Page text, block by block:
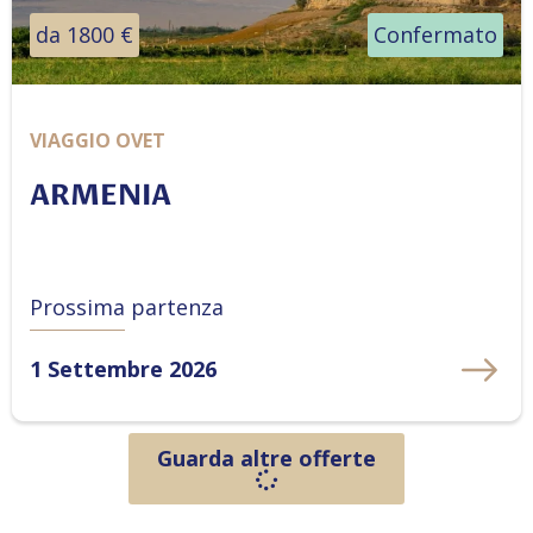
da 1800 € Confermato
VIAGGIO OVET
ARMENIA
Prossima partenza
1 Settembre 2026
Guarda altre offerte